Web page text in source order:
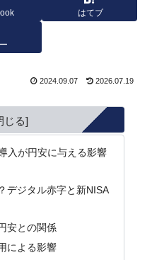
はてブ
2024.09.07 2026.07.19
入が円安に与える影響
デジタル赤字と新NISA
安との関係
による影響